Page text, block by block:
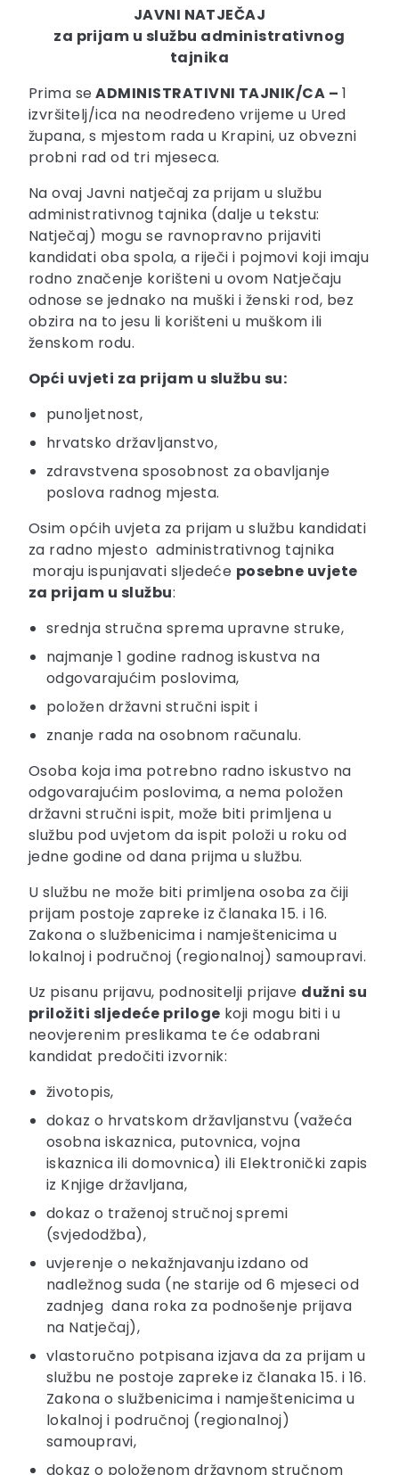
JAVNI NATJEČAJ
za prijam u službu administrativnog
tajnika
Prima seADMINISTRATIVNI TAJNIK/CA – 1
izvršitelj/ica na neodređeno vrijeme u Ured
župana, s mjestom rada u Krapini, uz obvezni
probni rad od tri mjeseca.
Na ovaj Javni natječaj za prijam u službu
administrativnog tajnika (dalje u tekstu:
Natječaj) mogu se ravnopravno prijaviti
kandidati oba spola, a riječi i pojmovi koji imaju
rodno značenje korišteni u ovom Natječaju
odnose se jednako na muški i ženski rod, bez
obzira na to jesu li korišteni u muškom ili
ženskom rodu.
Opći uvjeti za prijam u službu su:
punoljetnost,
hrvatsko državljanstvo,
zdravstvena sposobnost za obavljanje
poslova radnog mjesta.
Osim općih uvjeta za prijam u službu kandidati
za radno mjesto administrativnog tajnika
moraju ispunjavati sljedeće posebne uvjete
za prijam u službu:
srednja stručna sprema upravne struke,
najmanje 1 godine radnog iskustva na
odgovarajućim poslovima,
položen državni stručni ispit i
znanje rada na osobnom računalu.
Osoba koja ima potrebno radno iskustvo na
odgovarajućim poslovima, a nema položen
državni stručni ispit, može biti primljena u
službu pod uvjetom da ispit položi u roku od
jedne godine od dana prijma u službu.
U službu ne može biti primljena osoba za čiji
prijam postoje zapreke iz članaka 15. i 16.
Zakona o službenicima i namještenicima u
lokalnoj i područnoj (regionalnoj) samoupravi.
Uz pisanu prijavu, podnositelji prijave dužni su
priložiti sljedeće priloge koji mogu biti i u
neovjerenim preslikama te će odabrani
kandidat predočiti izvornik:
životopis,
dokaz o hrvatskom državljanstvu (važeća
osobna iskaznica, putovnica, vojna
iskaznica ili domovnica) ili Elektronički zapis
iz Knjige državljana,
dokaz o traženoj stručnoj spremi
(svjedodžba),
uvjerenje o nekažnjavanju izdano od
nadležnog suda (ne starije od 6 mjeseci od
zadnjeg dana roka za podnošenje prijava
na Natječaj),
vlastoručno potpisana izjava da za prijam u
službu ne postoje zapreke iz članaka 15. i 16.
Zakona o službenicima i namještenicima u
lokalnoj i područnoj (regionalnoj)
samoupravi,
dokaz o položenom državnom stručnom